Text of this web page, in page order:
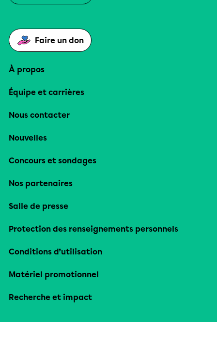
Faire un don
À propos
Équipe et carrières
Nous contacter
Nouvelles
Concours et sondages
Nos partenaires
Salle de presse
Protection des renseignements personnels
Conditions d’utilisation
Matériel promotionnel
Recherche et impact